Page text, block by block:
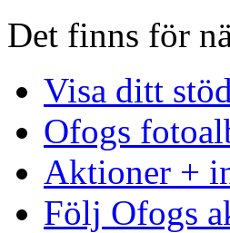
Det finns för
Visa ditt
Ofogs
Aktioner +
Följ Ofogs